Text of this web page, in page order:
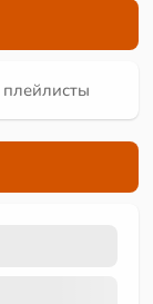
плейлисты